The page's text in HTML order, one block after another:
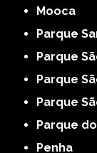
Mooca
Parque
Parque
Parque
Parque
Parque
Penha